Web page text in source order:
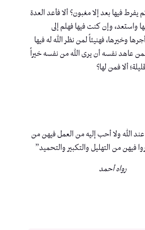
يفرط فيها بعد إلا مغبون؟ ألا فأعد العدة
واستعد، وإن كنت فيها فهلم إلى
وخيرها، فهنيئاً لمن نظر الله له فيها
عاهد نفسه أن يرى الله من نفسه خيراً
ألا فمن لها؟
الله ولا أحب إليه من العمل فيهن من
فيهن من التهليل والتكبير والتحميد”
رواه أحمد